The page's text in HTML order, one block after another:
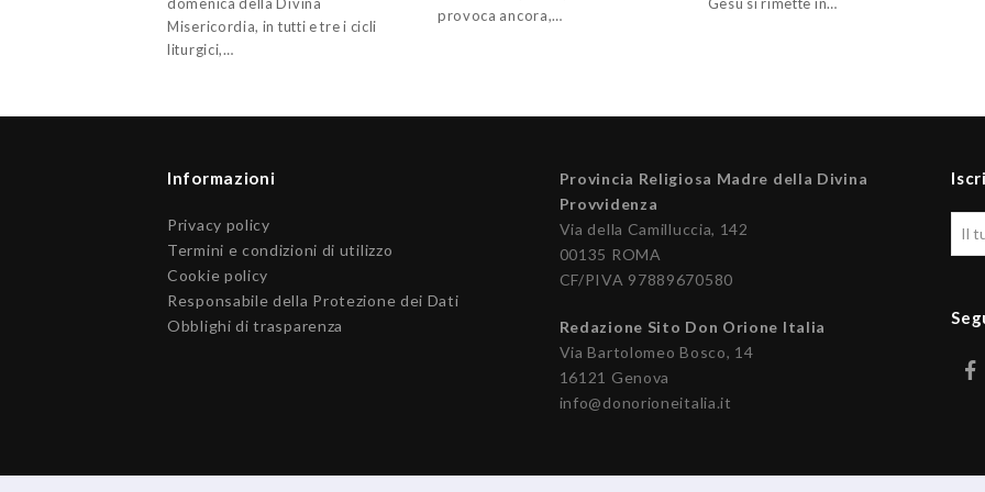
Misericordia, in tutti e tre i cicli
liturgici,…
provoca ancora,…
Informazioni
Privacy policy
Termini e condizioni di utilizzo
Cookie policy
Responsabile della Protezione dei Dati
Obblighi di trasparenza
Provincia Religiosa Madre della Divina
Provvidenza
Via della Camilluccia, 142
00135 ROMA
CF/PIVA 97889670580
Redazione Sito Don Orione Italia
Via Bartolomeo Bosco, 14
16121 Genova
info@donorioneitalia.it